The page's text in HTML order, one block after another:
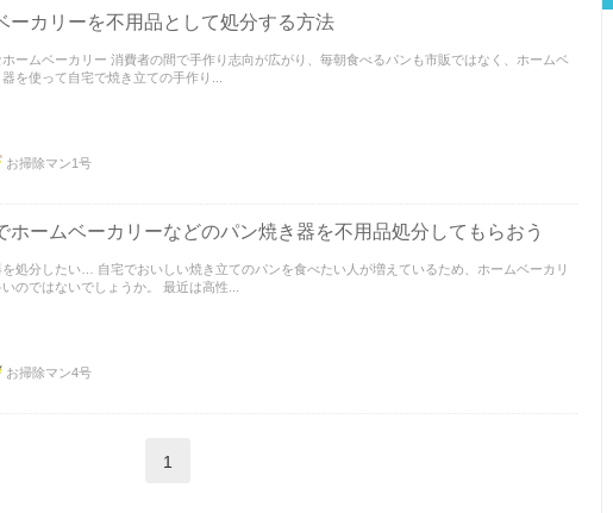
ーカリーを不用品として処分する方法
ームベーカリー 消費者の間で手作り志向が広がり、毎朝食べるパンも市販ではなく、ホームベ
を使って自宅で焼き立ての手作り...
お掃除マン1号
ホームベーカリーなどのパン焼き器を不用品処分してもらおう
処分したい… 自宅でおいしい焼き立てのパンを食べたい人が増えているため、ホームベーカリ
のではないでしょうか。 最近は高性...
お掃除マン4号
1